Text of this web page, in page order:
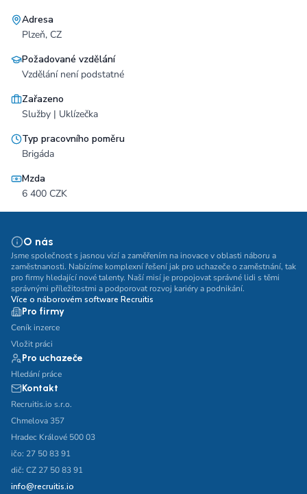
Adresa
Plzeň, CZ
Požadované vzdělání
Vzdělání není podstatné
Zařazeno
Služby | Uklízečka
Typ pracovního poměru
Brigáda
Mzda
6 400 CZK
O nás
Jsme společnost s jasnou vizí a zaměřením na inovace v oblasti náboru a
zaměstnanosti. Nabízíme komplexní řešení jak pro uchazeče o zaměstnání, tak
pro firmy hledající nové talenty. Naší misí je propojovat správné lidi s těmi
správnými příležitostmi a podporovat rozvoj kariéry a podnikání.
Více o náborovém software Recruitis
Pro firmy
Ceník inzerce
Vložit práci
Pro uchazeče
Hledání práce
Kontakt
Recruitis.io s.r.o.
Chmelova 357
Hradec Králové 500 03
ičo: 27 50 83 91
dič: CZ 27 50 83 91
info@recruitis.io